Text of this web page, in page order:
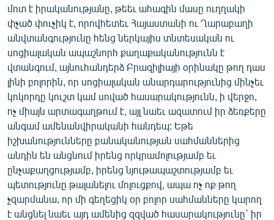
մոտ է իրականությանը, թեեւ ահագին մասը ուղղակի
փչած փուչիկ է, որովհետեւ Հայաստանի ու Ղարաբաղի
անվտանգությունը հենց ներկայիս տնտեսական ու
սոցիալական ապաշնորհ քաղաքականությունն է
վտանգում, այնուհանդերձ Բրազիլիայի օրինակը թող դաս
լինի բոլորին, որ սոցիալական անարդարությունից մինչեւ
կոկորդը կուշտ կամ սոված հասարակությունն, ի վերջո,
ոչ միայն արտագաղթում է, այլ նաեւ ազատում իր ձեռքերը
անգամ ամենանվիրականի հանդեպ: Եթե
իշխանությունները բանականության սահմաններից
անդին են անցնում իրենց որկրամոլությամբ եւ
ընչաքաղցությամբ, իրենց նյութապաշտությամբ եւ
պետությունը թալանելու մոլուցքով, ապա ոչ ոք թող
չզարմանա, որ մի գեղեցիկ օր բոլոր սահմանները կարող
է անցնել նաեւ այդ ամենից զզված հասարակությունը` իր